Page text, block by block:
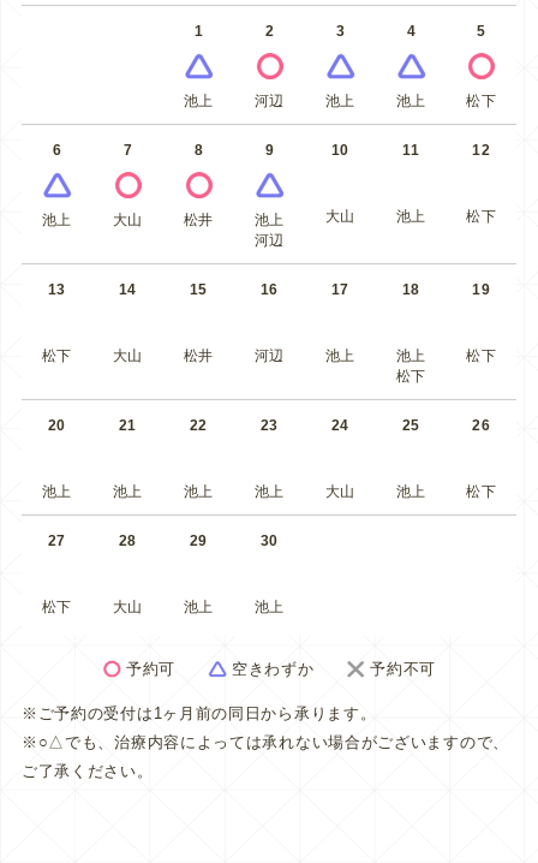
1
池上
2
河辺
3
池上
4
池上
5
松下
6
池上
7
大山
8
松井
9
池上
河辺
10
大山
11
池上
12
松下
13
松下
14
大山
15
松井
16
河辺
17
池上
18
池上
松下
19
松下
20
池上
21
池上
22
池上
23
池上
24
大山
25
池上
26
松下
27
松下
28
大山
29
池上
30
池上
予約可 空きわずか 予約不可
※ご予約の受付は1ヶ月前の同日から承ります。
※○△でも、治療内容によっては承れない場合がございますので、
ご了承ください。